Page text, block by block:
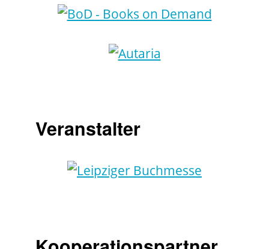
Veranstalter